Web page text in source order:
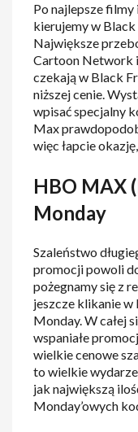
Po najlepsze filmy
kierujemy w
Największe
Cartoon Network
czekają w Black
niższej cenie.
wpisać specjalny
Max
więc łapcie
HBO MAX
Monday
Szaleństwo
promocji powoli
pożegnamy się z
jeszcze klikanie
Monday. W całej
wspaniałe
wielkie cenowe
to wielkie
jak największą
Monday’owych